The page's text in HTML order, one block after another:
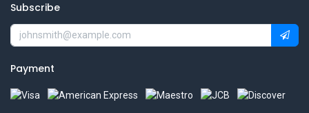
Subscribe
Payment